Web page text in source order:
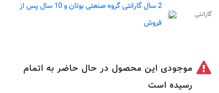
گارانتی
2 سال گارانتی گروه صنعتی بوتان و 10 سال پس از
فروش
موجودی این محصول در حال حاضر به اتمام
رسیده است